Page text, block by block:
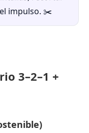
impulso. ✂️
3–2–1 +